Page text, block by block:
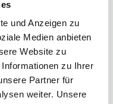
und Anzeigen zu
Medien anbieten
Website zu
zu Ihrer
Partner für
weiter. Unsere
KG